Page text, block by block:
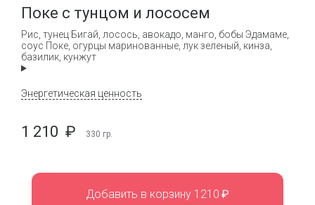
Поке с тунцом и лососем
Рис, тунец Бигай, лосось, авокадо, манго, бобы Эдамаме,
соус Поке, огурцы маринованные, лук зеленый, кинза,
базилик, кунжут
Энергетическая ценность
1 210 ₽ 330 гр.
Добавить в корзину 1210 ₽